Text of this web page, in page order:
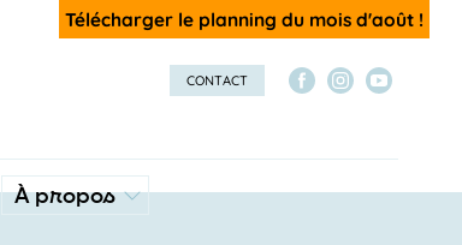
Télécharger le planning du mois d'août !
À propos
CONTACT